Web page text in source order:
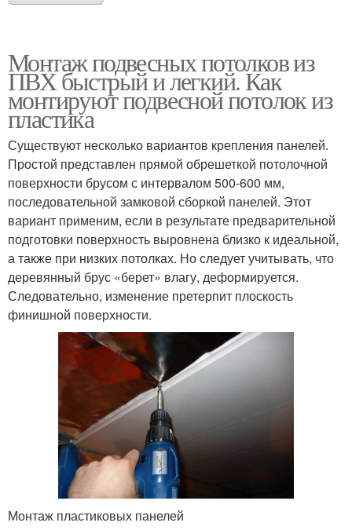
Монтаж подвесных потолков из
ПВХ быстрый и легкий. Как
монтируют подвесной потолок из
пластика
Существуют несколько вариантов крепления панелей.
Простой представлен прямой обрешеткой потолочной
поверхности брусом с интервалом 500-600 мм,
последовательной замковой сборкой панелей. Этот
вариант применим, если в результате предварительной
подготовки поверхность выровнена близко к идеальной,
а также при низких потолках. Но следует учитывать, что
деревянный брус «берет» влагу, деформируется.
Следовательно, изменение претерпит плоскость
финишной поверхности.
Монтаж пластиковых панелей